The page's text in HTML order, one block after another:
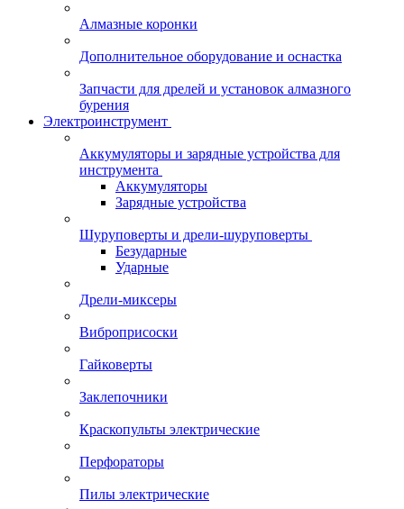
Алмазные коронки
Дополнительное оборудование и оснастка
Запчасти для дрелей и установок алмазного
бурения
Электроинструмент
Аккумуляторы и зарядные устройства для
инструмента
Аккумуляторы
Зарядные устройства
Шуруповерты и дрели-шуруповерты
Безударные
Ударные
Дрели-миксеры
Виброприсоски
Гайковерты
Заклепочники
Краскопульты электрические
Перфораторы
Пилы электрические